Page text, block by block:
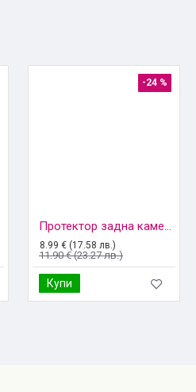
-24 %
Протектор задна камера метални рингове MBX за iPhone 13 Pro, 13 Pro Max, Черен
8.99 € (17.58 лв.)
11.90 € (23.27 лв.)
Купи